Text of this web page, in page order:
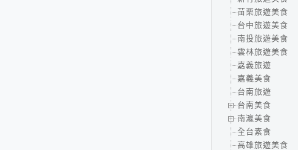
苗栗旅遊美食
台中旅遊美食
南投旅遊美食
雲林旅遊美食
嘉義旅遊
嘉義美食
台南旅遊
台南美食
南瀛美食
全台素食
高雄旅遊美食